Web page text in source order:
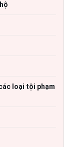
loại tội phạm